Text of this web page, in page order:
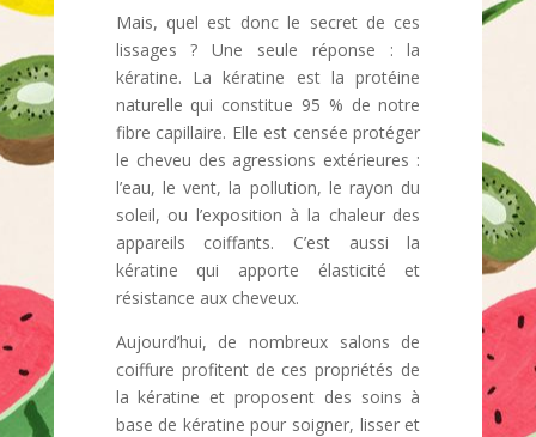
Mais, quel est donc le secret de ces
lissages ? Une seule réponse : la
kératine. La kératine est la protéine
naturelle qui constitue 95 % de notre
fibre capillaire. Elle est censée protéger
le cheveu des agressions extérieures :
l’eau, le vent, la pollution, le rayon du
soleil, ou l’exposition à la chaleur des
appareils coiffants. C’est aussi la
kératine qui apporte élasticité et
résistance aux cheveux.
Aujourd’hui, de nombreux salons de
coiffure profitent de ces propriétés de
la kératine et proposent des soins à
base de kératine pour soigner, lisser et